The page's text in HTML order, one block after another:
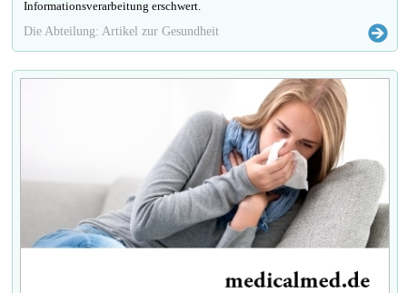
Informationsverarbeitung erschwert.
Die Abteilung: Artikel zur Gesundheit